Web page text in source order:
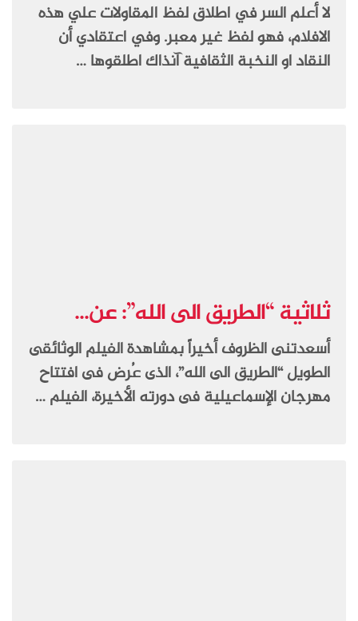
لا أعلم السر في اطلاق لفظ المقاولات علي هذه
الافلام، فهو لفظ غير معبر. وفي اعتقادي أن
النقاد او النخبة الثقافية آنذاك اطلقوها …
ثلاثية “الطريق الى الله”: عن...
أسعدتنى الظروف أخيراً بمشاهدة الفيلم الوثائقى
الطويل “الطريق الى الله”، الذى عُرض فى افتتاح
مهرجان الإسماعيلية فى دورته الأخيرة، الفيلم …